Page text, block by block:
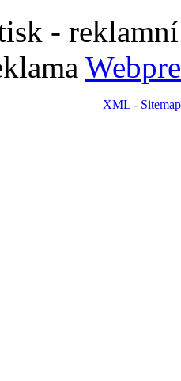
-
XML - Sitemap